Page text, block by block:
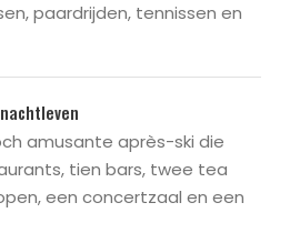
paardrijden, tennissen en
amusante après-ski die
tien bars, twee tea
een concertzaal en een